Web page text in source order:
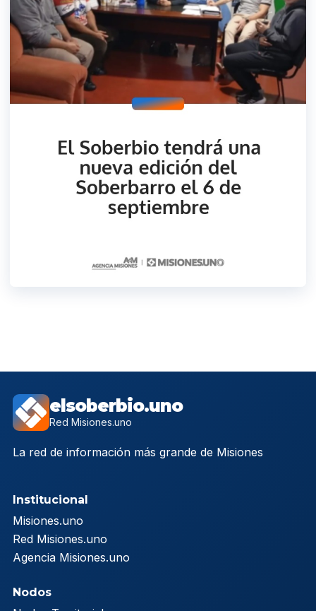
elsoberbio.uno
Red Misiones.uno
La red de información más grande de Misiones
Institucional
Misiones.uno
Red Misiones.uno
Agencia Misiones.uno
Nodos